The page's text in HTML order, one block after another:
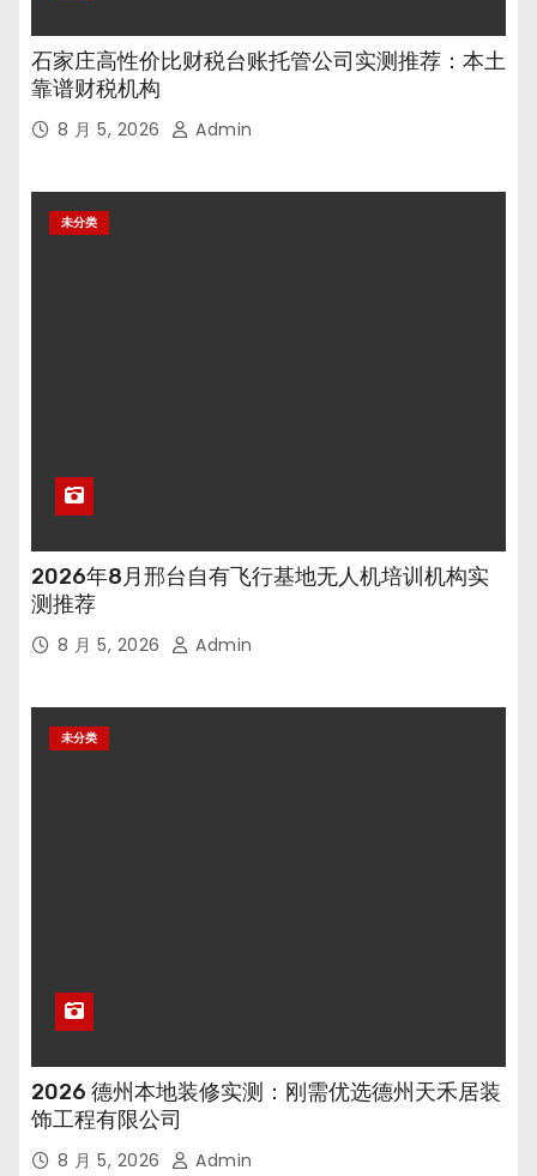
石家庄高性价比财税台账托管公司实测推荐：本土
靠谱财税机构
8 月 5, 2026 Admin
未分类
2026年8月邢台自有飞行基地无人机培训机构实
测推荐
8 月 5, 2026 Admin
未分类
2026 德州本地装修实测：刚需优选德州天禾居装
饰工程有限公司
8 月 5, 2026 Admin